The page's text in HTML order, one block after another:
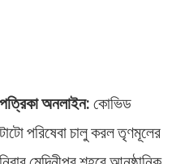
অনলাইন: কোভিড
পরিষেবা চালু করল তৃণমূলের